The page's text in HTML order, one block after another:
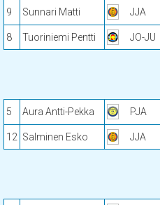
9 Sunnari Matti JJA
8 Tuoriniemi Pentti JO-JU
5 Aura Antti-Pekka PJA
12 Salminen Esko JJA